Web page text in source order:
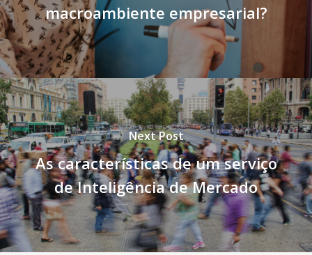
macroambiente empresarial?
Next Post
As características de um serviço
de Inteligência de Mercado